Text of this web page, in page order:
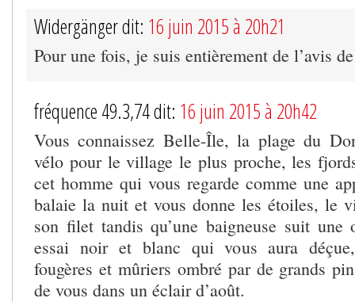
Widergänger dit: 16 juin 2015 à 20h21
Pour une fois, je suis entièrement de l’avis
fréquence 49.3,74 dit: 16 juin 2015 à 20h42
Vous connaissez Belle-Île, la plage du
vélo pour le village le plus proche, les
cet homme qui vous regarde comme une
balaie la nuit et vous donne les étoiles, le
son filet tandis qu’une baigneuse suit une
essai noir et blanc qui vous aura
fougères et mûriers ombré par de grands
de vous dans un éclair d’août.